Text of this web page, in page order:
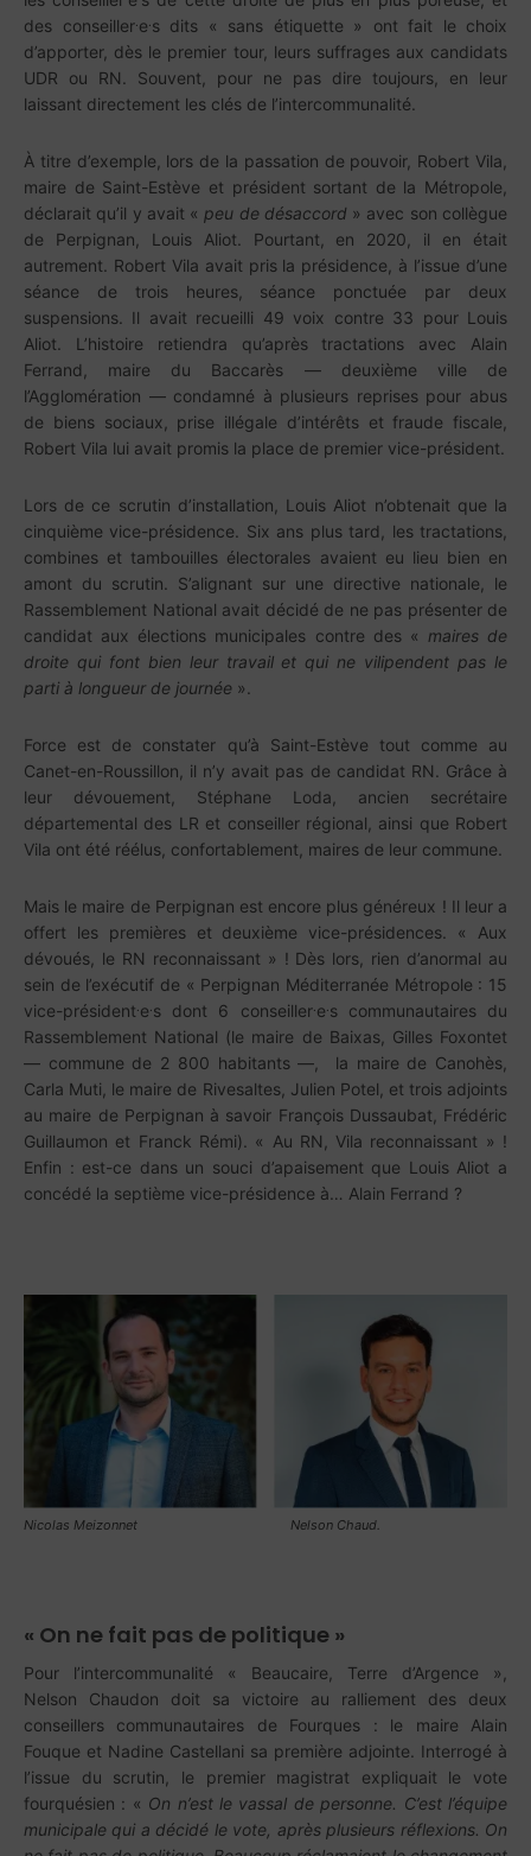
des conseiller.e.s dits « sans étiquette » ont fait le choix
d’apporter, dès le premier tour, leurs suffrages aux candidats
UDR ou RN. Souvent, pour ne pas dire toujours, en leur
laissant directement les clés de l’intercommunalité.
À titre d’exemple, lors de la passation de pouvoir, Robert Vila,
maire de Saint-Estève et président sortant de la Métropole,
déclarait qu’il y avait « peu de désaccord » avec son collègue
de Perpignan, Louis Aliot. Pourtant, en 2020, il en était
autrement. Robert Vila avait pris la présidence, à l’issue d’une
séance de trois heures, séance ponctuée par deux
suspensions. Il avait recueilli 49 voix contre 33 pour Louis
Aliot. L’histoire retiendra qu’après tractations avec Alain
Ferrand, maire du Baccarès — deuxième ville de
l’Agglomération — condamné à plusieurs reprises pour abus
de biens sociaux, prise illégale d’intérêts et fraude fiscale,
Robert Vila lui avait promis la place de premier vice-président.
Lors de ce scrutin d’installation, Louis Aliot n’obtenait que la
cinquième vice-présidence. Six ans plus tard, les tractations,
combines et tambouilles électorales avaient eu lieu bien en
amont du scrutin. S’alignant sur une directive nationale, le
Rassemblement National avait décidé de ne pas présenter de
candidat aux élections municipales contre des « maires de
droite qui font bien leur travail et qui ne vilipendent pas le
parti à longueur de journée ».
Force est de constater qu’à Saint-Estève tout comme au
Canet-en-Roussillon, il n’y avait pas de candidat RN. Grâce à
leur dévouement, Stéphane Loda, ancien secrétaire
départemental des LR et conseiller régional, ainsi que Robert
Vila ont été réélus, confortablement, maires de leur commune.
Mais le maire de Perpignan est encore plus généreux ! Il leur a
offert les premières et deuxième vice-présidences. « Aux
dévoués, le RN reconnaissant » ! Dès lors, rien d’anormal au
sein de l’exécutif de « Perpignan Méditerranée Métropole : 15
vice-président.e.s dont 6 conseiller.e.s communautaires du
Rassemblement National (le maire de Baixas, Gilles Foxontet
— commune de 2 800 habitants —, la maire de Canohès,
Carla Muti, le maire de Rivesaltes, Julien Potel, et trois adjoints
au maire de Perpignan à savoir François Dussaubat, Frédéric
Guillaumon et Franck Rémi). « Au RN, Vila reconnaissant » !
Enfin : est-ce dans un souci d’apaisement que Louis Aliot a
concédé la septième vice-présidence à… Alain Ferrand ?
Nicolas Meizonnet Nelson Chaud.
« On ne fait pas de politique »
Pour l’intercommunalité « Beaucaire, Terre d’Argence »,
Nelson Chaudon doit sa victoire au ralliement des deux
conseillers communautaires de Fourques : le maire Alain
Fouque et Nadine Castellani sa première adjointe. Interrogé à
l’issue du scrutin, le premier magistrat expliquait le vote
fourquésien : « On n’est le vassal de personne. C’est l’équipe
municipale qui a décidé le vote, après plusieurs réflexions. On